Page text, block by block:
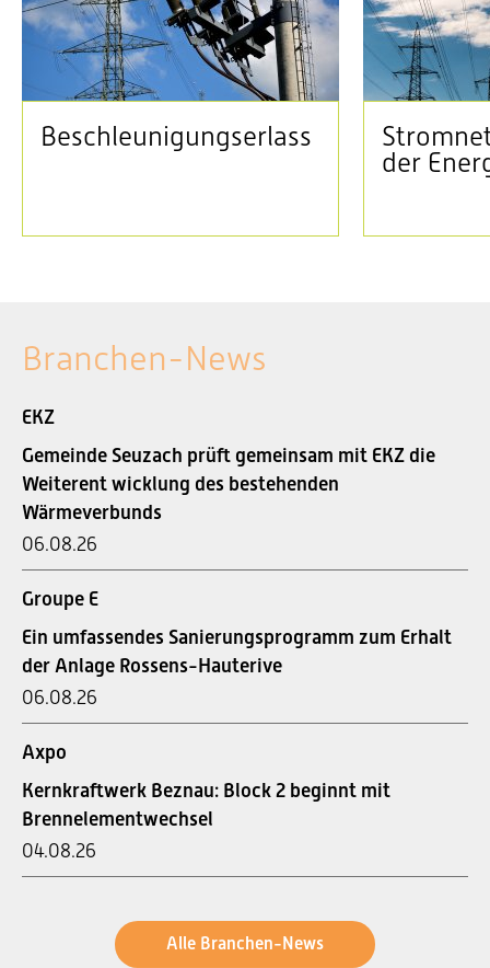
Beschleunigungserlass
der
Branchen-News
EKZ
Gemeinde Seuzach prüft gemeinsam mit EKZ die
Weiterent wicklung des bestehenden
Wärmeverbunds
06.08.26
Groupe E
Ein umfassendes Sanierungsprogramm zum Erhalt
der Anlage Rossens-Hauterive
06.08.26
Axpo
Kernkraftwerk Beznau: Block 2 beginnt mit
Brennelementwechsel
04.08.26
Alle Branchen-News